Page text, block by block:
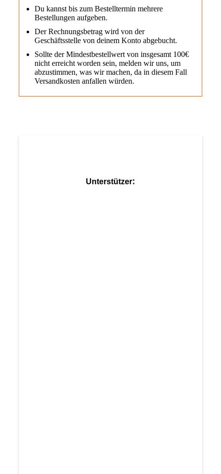
Du kannst bis zum Bestelltermin mehrere
Bestellungen aufgeben.
Der Rechnungsbetrag wird von der
Geschäftsstelle von deinem Konto abgebucht.
Sollte der Mindestbestellwert von insgesamt 100€
nicht erreicht worden sein, melden wir uns, um
abzustimmen, was wir machen, da in diesem Fall
Versandkosten anfallen würden.
Unterstützer: